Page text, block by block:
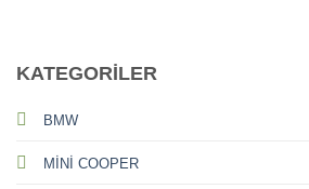
KATEGORİLER
BMW
MİNİ COOPER